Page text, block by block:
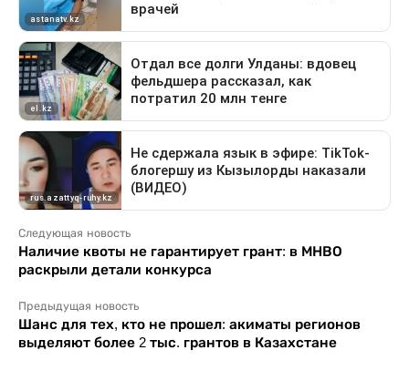
Следующая новость
Наличие квоты не гарантирует грант: в МНВО
раскрыли детали конкурса
Предыдущая новость
Шанс для тех, кто не прошел: акиматы регионов
выделяют более 2 тыс. грантов в Казахстане